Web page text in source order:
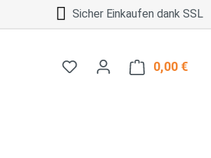
Sicher Einkaufen dank SSL
0,00 €